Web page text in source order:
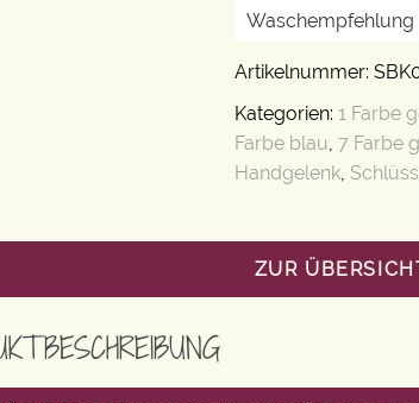
Waschempfehlung
Artikelnummer:
Kategorien: 1 Farbe
Farbe blau, 7 Farbe
Handgelenk,
ZUR